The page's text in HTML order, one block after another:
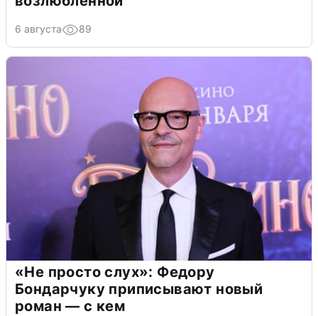
6 августа 89
«Не просто слух»: Федору
Бондарчуку приписывают новый
роман — с кем